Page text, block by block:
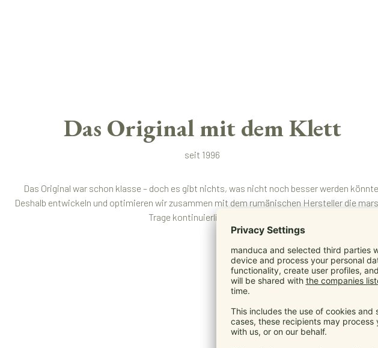
Das Original mit dem Klett
seit 1996
Das Original war schon klasse – doch es gibt nichts, was nicht noch besser werden könnte.
Deshalb entwickeln und optimieren wir zusammen mit dem rumänischen Hersteller die
Trage kontinuierlich weiter.